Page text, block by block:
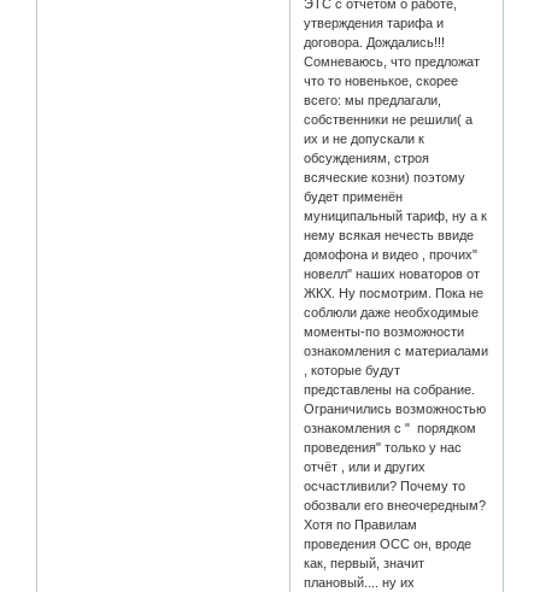
ЭТС с отчётом о работе,
утверждения тарифа и
договора. Дождались!!!
Сомневаюсь, что предложат
что то новенькое, скорее
всего: мы предлагали,
собственники не решили( а
их и не допускали к
обсуждениям, строя
всяческие козни) поэтому
будет применён
муниципальный тариф, ну а к
нему всякая нечесть ввиде
домофона и видео , прочих"
новелл" наших новаторов от
ЖКХ. Ну посмотрим. Пока не
соблюли даже необходимые
моменты-по возможности
ознакомления с материалами
, которые будут
представлены на собрание.
Ограничились возможностью
ознакомления с " порядком
проведения" только у нас
отчёт , или и других
осчастливили? Почему то
обозвали его внеочередным?
Хотя по Правилам
проведения ОСС он, вроде
как, первый, значит
плановый.... ну их